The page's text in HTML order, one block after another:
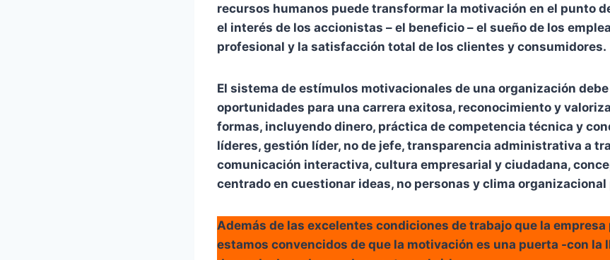
recursos humanos puede transformar la motivación en el punto
el interés de los accionistas – el beneficio – el sueño de los
profesional y la satisfacción total de los clientes y consumidores.
El sistema de estímulos motivacionales de una organización
oportunidades para una carrera exitosa, reconocimiento y
formas, incluyendo dinero, práctica de competencia técnica y
líderes, gestión líder, no de jefe, transparencia administrativa a
comunicación interactiva, cultura empresarial y ciudadana,
centrado en cuestionar ideas, no personas y clima
Además de las excelentes condiciones de trabajo que la empresa
estamos convencidos de que la motivación es una puerta -con la